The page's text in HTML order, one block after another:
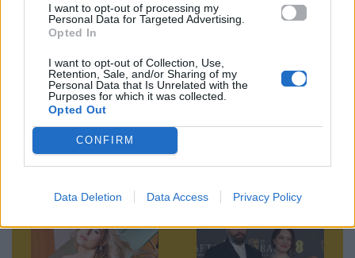
I want to opt-out of processing my
Personal Data for Targeted Advertising.
Opted In
I want to opt-out of Collection, Use,
Retention, Sale, and/or Sharing of my
Personal Data that Is Unrelated with the
Purposes for which it was collected.
Opted Out
CONFIRM
Data Deletion Data Access Privacy Policy
Μοιράσου αυτό το άρθρο